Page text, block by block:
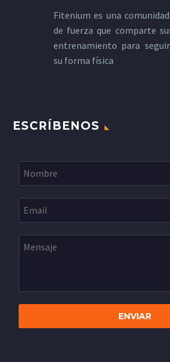
Fitenium es una
de fuerza que comparte
entrenamiento para
su forma física
ESCRÍBENOS